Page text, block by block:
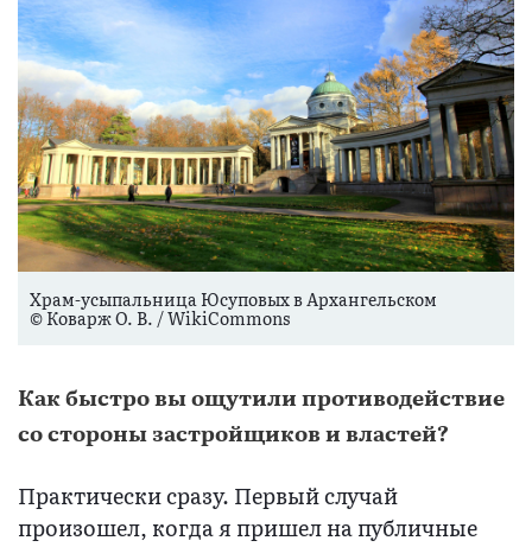
Храм-усыпальница Юсуповых в Архангельском
© Коварж О. В. / WikiCommons
Как быстро вы ощутили противодействие
со стороны застройщиков и властей?
Практически сразу. Первый случай
произошел, когда я пришел на публичные